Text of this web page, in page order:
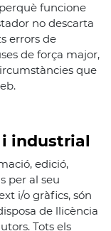
funcione
no descarta
errors de
de força major,
que
i industrial
edició,
per al seu
i/o gràfics, són
de llicència
Tots els